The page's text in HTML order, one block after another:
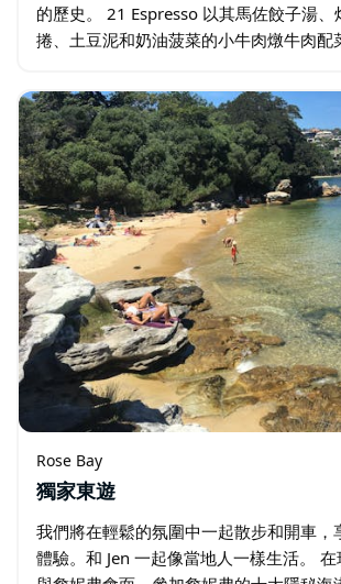
的歷史。 21 Espresso 以其馬佐餃子湯
捲、土豆泥和奶油菠菜的小牛肉燉牛肉配
Rose Bay
獨家東遊
我們將在輕鬆的氛圍中一起散步和開車，
體驗。和 Jen 一起像當地人一樣生活。